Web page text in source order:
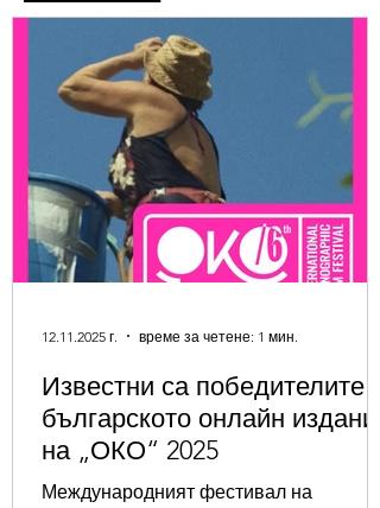
Известни са победителите в
българското онлайн издание
на „ОКО“ 2025
Международният фестивал на
12.11.2025 г. време за четене: 1 мин.